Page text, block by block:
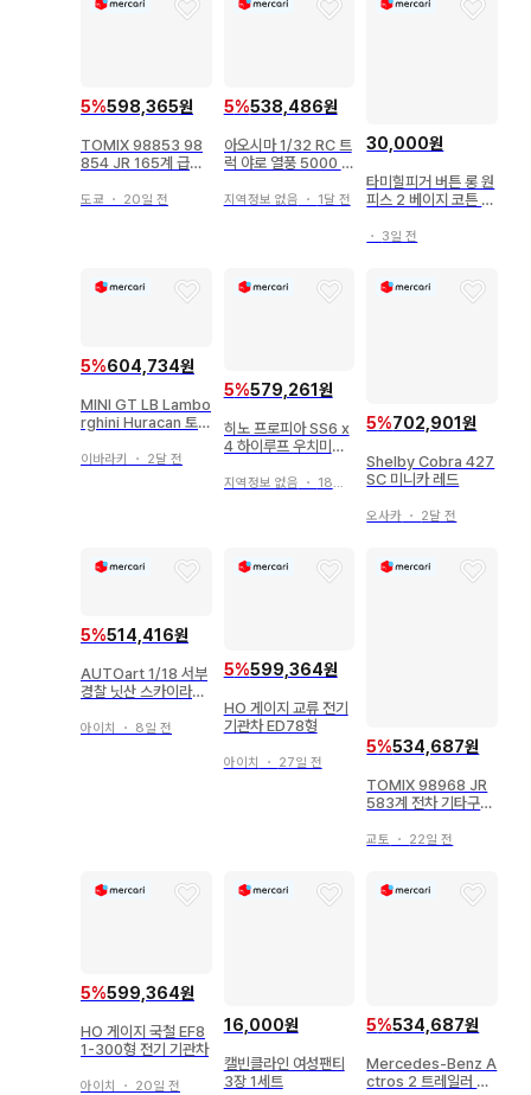
5%598,365원
TOMIX 98853 98
854 JR 165계 급행
결 세트
도쿄 ・ 20일 전
5%538,486원
아오시마 1/32 RC 트
럭 야로 열풍 5000 킬
지역정보 없음 ・ 1달 전
30,000원
타미힐피거 버튼 롱 원
피스 2 베이지 코튼 1
・ 3일 전
5%604,734원
MINI GT LB Lambo
rghini Huracan 토이
이바라키 ・ 2달 전
5%579,261원
히노 프로피아 SS6 x
4 하이루프 우치미야
이캐스트
지역정보 없음 ・ 18일 전
5%702,901원
Shelby Cobra 427
SC 미니카 레드
오사카 ・ 2달 전
5%514,416원
AUTOart 1/18 서부
경찰 닛산 스카이라인
7424
아이치 ・ 8일 전
5%599,364원
HO 게이지 교류 전기
기관차 ED78형
아이치 ・ 27일 전
5%534,687원
TOMIX 98968 JR
583계 전차 기타구니
교토 ・ 22일 전
5%599,364원
HO 게이지 국철 EF8
1-300형 전기 기관차
아이치 ・ 20일 전
16,000원
캘빈클라인 여성팬티
3장 1세트
5%534,687원
Mercedes-Benz A
ctros 2 트레일러 커